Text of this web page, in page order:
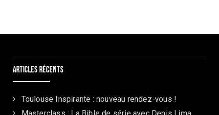
Articles récents
Toulouse Inspirante : nouveau rendez-vous !